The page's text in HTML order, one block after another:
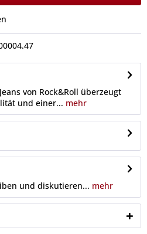
von Rock&Roll überzeugt
und einer... mehr
und diskutieren... mehr